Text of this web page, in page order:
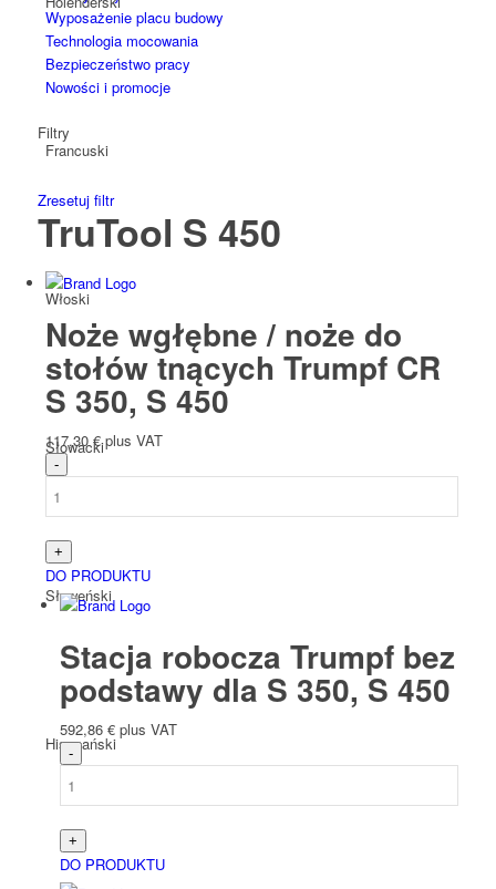
Francuski
Włoski
Słowacki
Słoweński
Hiszpański
Wyposażenie placu budowy
Technologia mocowania
Bezpieczeństwo pracy
Nowości i promocje
Filtry
Zresetuj filtr
TruTool S 450
Noże wgłębne / noże do
stołów tnących Trumpf CR
S 350, S 450
117,30€ plus VAT
DO PRODUKTU
Stacja robocza Trumpf bez
podstawy dla S 350, S 450
592,86 € plus VAT
DO PRODUKTU